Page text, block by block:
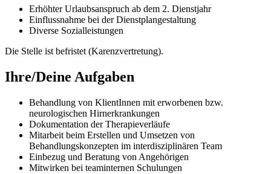
Erhöhter Urlaubsanspruch ab dem 2. Dienstjahr
Einflussnahme bei der Dienstplangestaltung
Diverse Sozialleistungen
Die Stelle ist befristet (Karenzvertretung).
Ihre/Deine Aufgaben
Behandlung von KlientInnen mit erworbenen bzw.
neurologischen Hirnerkrankungen
Dokumentation der Therapieverläufe
Mitarbeit beim Erstellen und Umsetzen von
Behandlungskonzepten im interdisziplinären Team
Einbezug und Beratung von Angehörigen
Mitwirken bei teaminternen Schulungen